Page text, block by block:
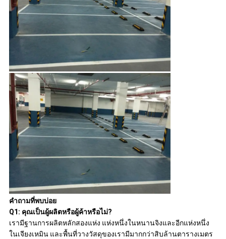
คำถามที่พบบ่อย
Q1: คุณเป็นผู้ผลิตหรือผู้ค้าหรือไม่?
เรามีฐานการผลิตหลักสองแห่ง แห่งหนึ่งในหนานจิงและอีกแห่งหนึ่ง
ในเจียงเหมิน และพื้นที่วางวัสดุของเรามีมากกว่าสิบล้านตารางเมตร